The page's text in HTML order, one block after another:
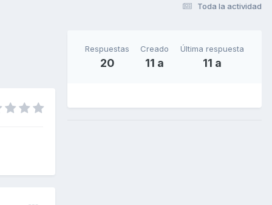
Toda la actividad
Respuestas
20
Creado
11 a
Última respuesta
11 a